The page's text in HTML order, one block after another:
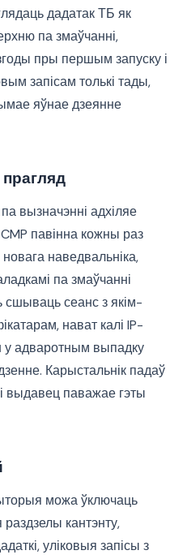
дадатак ТБ як
па змаўчанні,
пры першым запуску і
запісам толькі тады,
яўнае дзеянне
прагляд
вызначэнні адхіляе
павінна кожны раз
наведвальніка,
па змаўчанні
сшываць сеанс з якім-
нават калі IP-
у адваротным выпадку
Карыстальнік падаў
і выдавец паважае гэты
можа ўключаць
кантэнту,
уліковыя запісы з